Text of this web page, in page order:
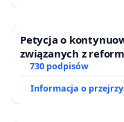
wyboru dostawcy.
Petycja o
związanych z
730 podpisów
Informacja o